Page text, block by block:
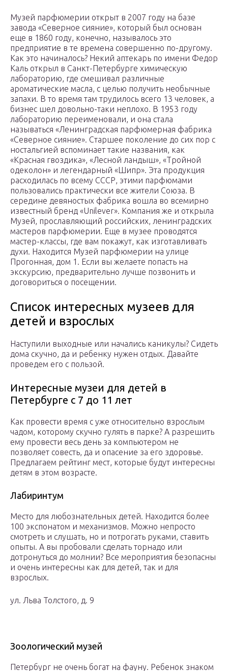
Музей парфюмерии открыт в 2007 году на базе
завода «Северное сияние», который был основан
еще в 1860 году, конечно, называлось это
предприятие в те времена совершенно по-другому.
Как это начиналось? Некий аптекарь по имени Федор
Каль открыл в Санкт-Петербурге химическую
лабораторию, где смешивал различные
ароматические масла, с целью получить необычные
запахи. В то время там трудилось всего 13 человек, а
бизнес шел довольно-таки неплохо. В 1953 году
лабораторию переименовали, и она стала
называться «Ленинградская парфюмерная фабрика
«Северное сияние». Старшее поколение до сих пор с
ностальгией вспоминает такие названия, как
«Красная гвоздика», «Лесной ландыш», «Тройной
одеколон» и легендарный «Шипр». Эта продукция
расходилась по всему СССР, этими парфюмами
пользовались практически все жители Союза. В
середине девяностых фабрика вошла во всемирно
известный бренд «Unilever». Компания же и открыла
Музей, прославляющий российских, ленинградских
мастеров парфюмерии. Еще в музее проводятся
мастер-классы, где вам покажут, как изготавливать
духи. Находится Музей парфюмерии на улице
Прогонная, дом 1. Если вы желаете попасть на
экскурсию, предварительно лучше позвонить и
договориться о посещении.
Список интересных музеев для
детей и взрослых
Наступили выходные или начались каникулы? Сидеть
дома скучно, да и ребенку нужен отдых. Давайте
проведем его с пользой.
Интересные музеи для детей в
Петербурге с 7 до 11 лет
Как провести время с уже относительно взрослым
чадом, которому скучно гулять в парке? А разрешить
ему провести весь день за компьютером не
позволяет совесть, да и опасение за его здоровье.
Предлагаем рейтинг мест, которые будут интересны
детям в этом возрасте.
Лабиринтум
Место для любознательных детей. Находится более
100 экспонатом и механизмов. Можно непросто
смотреть и слушать, но и потрогать руками, ставить
опыты. А вы пробовали сделать торнадо или
дотронуться до молнии? Все мероприятия безопасны
и очень интересны как для детей, так и для
взрослых.
ул. Льва Толстого, д. 9
Зоологический музей
Петербург не очень богат на фауну. Ребенок знаком